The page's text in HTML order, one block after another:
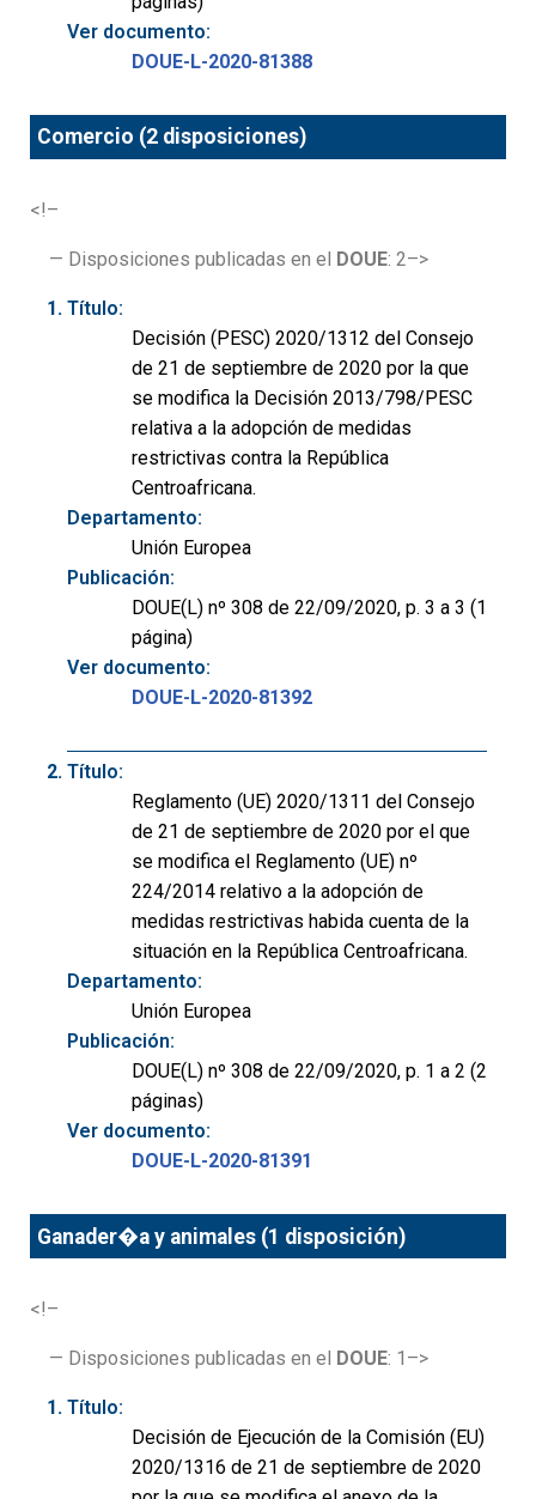
Ver documento:
DOUE-L-2020-81388
Comercio (2 disposiciones)
<!–
— Disposiciones publicadas en el DOUE: 2–>
Título:
Decisión (PESC) 2020/1312 del Consejo
de 21 de septiembre de 2020 por la que
se modifica la Decisión 2013/798/PESC
relativa a la adopción de medidas
restrictivas contra la República
Centroafricana.
Departamento:
Unión Europea
Publicación:
DOUE(L) nº 308 de 22/09/2020, p. 3 a 3 (1
página)
Ver documento:
DOUE-L-2020-81392
Título:
Reglamento (UE) 2020/1311 del Consejo
de 21 de septiembre de 2020 por el que
se modifica el Reglamento (UE) nº
224/2014 relativo a la adopción de
medidas restrictivas habida cuenta de la
situación en la República Centroafricana.
Departamento:
Unión Europea
Publicación:
DOUE(L) nº 308 de 22/09/2020, p. 1 a 2 (2
páginas)
Ver documento:
DOUE-L-2020-81391
Ganader�a y animales (1 disposición)
<!–
— Disposiciones publicadas en el DOUE: 1–>
Título:
Decisión de Ejecución de la Comisión (EU)
2020/1316 de 21 de septiembre de 2020